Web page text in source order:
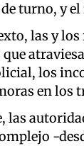
turno, y
las y
los
en los
las
-